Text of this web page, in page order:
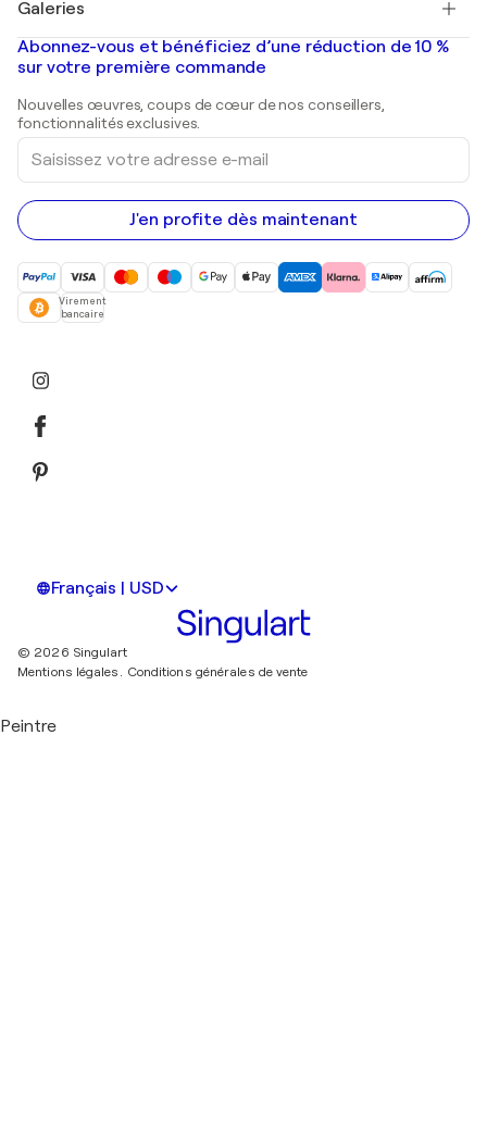
Banksy
Mr. Brainwash
Shepard Fairey
Tableaux abstraits à vendre
Peintures de paysage
Estampes
Peintures acryliques
Galeries
Galeries d'art en France
Galeries d'art en Belgique
Abonnez-vous et bénéficiez d’une réduction de 10 %
sur votre première commande
Nouvelles œuvres, coups de cœur de nos conseillers,
fonctionnalités exclusives.
Saisissez
votre
adresse
e-
mail
J'en profite dès maintenant
Virement
bancaire
Français | USD
© 2026 Singulart
Mentions légales.
Conditions générales de vente
Peintre